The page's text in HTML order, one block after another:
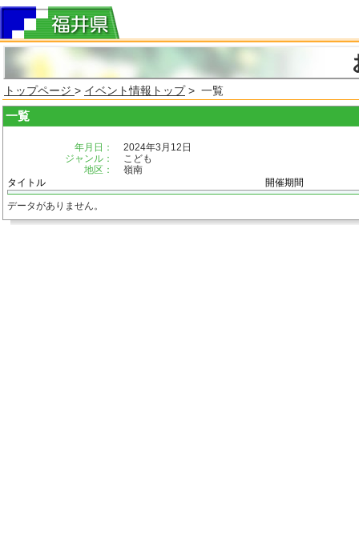
トップページ > イベント情報トップ> 一覧
一覧
年月日：
2024年3月12日
ジャンル：
こども
地区：
嶺南
タイトル
開催期間
データがありません。